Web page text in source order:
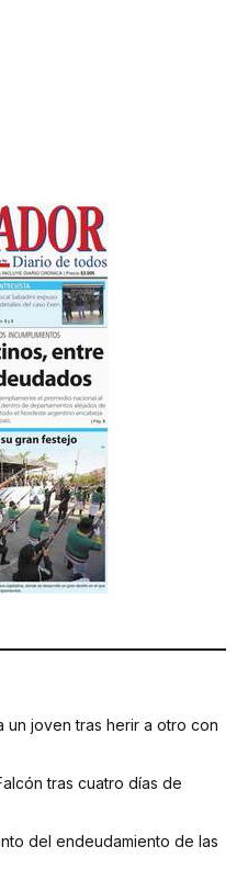
un joven tras herir a otro con
tras cuatro días de
del endeudamiento de las